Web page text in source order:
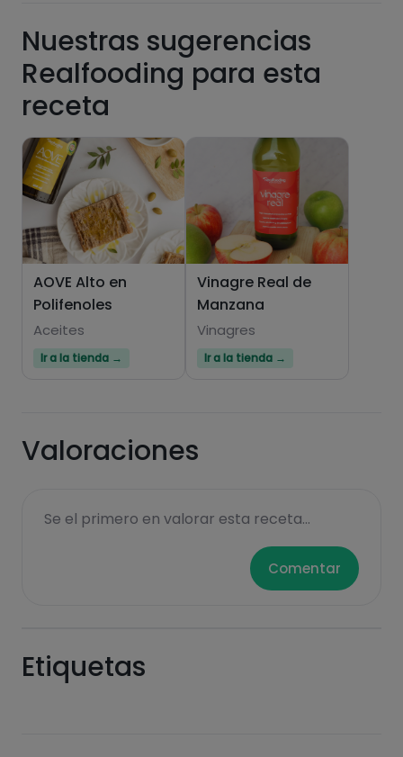
Hazte PLUS para ver la información nutricional
de las recetas, y desbloquear muchas más
Pásate al PLUS
Nuestras sugerencias
Realfooding para esta
receta
AOVE Alto en
Polifenoles
Aceites
Ir a la tienda →
Vinagre Real de
Manzana
Vinagres
Ir a la tienda →
Valoraciones
Se el primero en valorar esta receta...
Comentar
Etiquetas